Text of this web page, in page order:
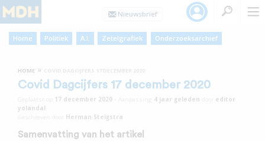
Home Politiek A.I. Zetelgrafiek Onderzoeksarchief
HOME »
Covid Dagcijfers 17 december 2020
17 december 2020 4 jaar geleden
editor
yolandal
Herman Steigstra
Samenvatting van het artikel